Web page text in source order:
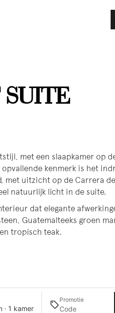
met een slaapkamer op
kenmerk is het
met uitzicht op de Carrera
natuurlijk licht in de suite.
dat elegante
Guatemalteeks groen
tropisch teak.
· 1 kamer
Promotie